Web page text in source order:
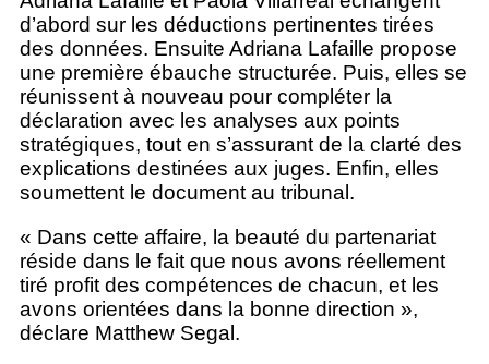
d’abord sur les déductions pertinentes tirées
des données. Ensuite Adriana Lafaille propose
une première ébauche structurée. Puis, elles se
réunissent à nouveau pour compléter la
déclaration avec les analyses aux points
stratégiques, tout en s’assurant de la clarté des
explications destinées aux juges. Enfin, elles
soumettent le document au tribunal.
« Dans cette affaire, la beauté du partenariat
réside dans le fait que nous avons réellement
tiré profit des compétences de chacun, et les
avons orientées dans la bonne direction »,
déclare Matthew Segal.